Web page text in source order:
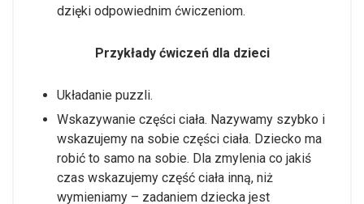
dzięki odpowiednim ćwiczeniom.
Przykłady ćwiczeń dla dzieci
Układanie puzzli.
Wskazywanie części ciała. Nazywamy szybko i
wskazujemy na sobie części ciała. Dziecko ma
robić to samo na sobie. Dla zmylenia co jakiś
czas wskazujemy część ciała inną, niż
wymieniamy – zadaniem dziecka jest